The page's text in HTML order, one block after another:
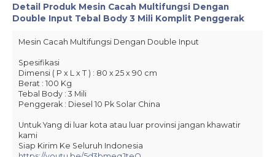
Detail Produk Mesin Cacah Multifungsi Dengan
Double Input Tebal Body 3 Mili Komplit Penggerak
Mesin Cacah Multifungsi Dengan Double Input
Spesifikasi
Dimensi ( P x L x T ) : 80 x 25 x 90 cm
Berat : 100 Kg
Tebal Body : 3 Mili
Penggerak : Diesel 10 Pk Solar China
Untuk Yang di luar kota atau luar provinsi jangan khawatir
kami
Siap Kirim Ke Seluruh Indonesia